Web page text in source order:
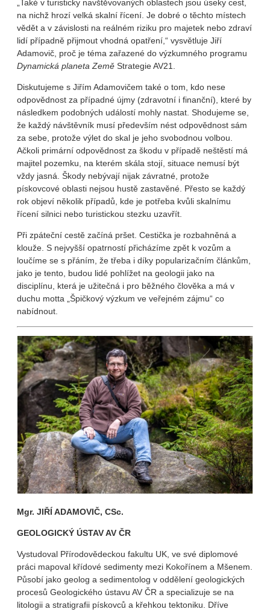
„Také v turisticky navštěvovaných oblastech jsou úseky cest,
na nichž hrozí velká skalní řícení. Je dobré o těchto místech
vědět a v závislosti na reálném riziku pro majetek nebo zdraví
lidí případně přijmout vhodná opatření,“ vysvětluje Jiří
Adamovič, proč je téma zařazené do výzkumného programu
Dynamická planeta Země Strategie AV21.
Diskutujeme s Jiřím Adamovičem také o tom, kdo nese
odpovědnost za případné újmy (zdravotní i finanční), které by
následkem podobných událostí mohly nastat. Shodujeme se,
že každý návštěvník musí především nést odpovědnost sám
za sebe, protože výlet do skal je jeho svobodnou volbou.
Ačkoli primární odpovědnost za škodu v případě neštěstí má
majitel pozemku, na kterém skála stojí, situace nemusí být
vždy jasná. Škody nebývají nijak závratné, protože
pískovcové oblasti nejsou hustě zastavěné. Přesto se každý
rok objeví několik případů, kde je potřeba kvůli skalnímu
řícení silnici nebo turistickou stezku uzavřít.
Při zpáteční cestě začíná pršet. Cestička je rozbahněná a
klouže. S nejvyšší opatrností přicházíme zpět k vozům a
loučíme se s přáním, že třeba i díky popularizačním článkům,
jako je tento, budou lidé pohlížet na geologii jako na
disciplínu, která je užitečná i pro běžného člověka a má v
duchu motta „Špičkový výzkum ve veřejném zájmu“ co
nabídnout.
Mgr. JIŘÍ ADAMOVIČ, CSc.
GEOLOGICKÝ ÚSTAV AV ČR
Vystudoval Přírodovědeckou fakultu UK, ve své diplomové
práci mapoval křídové sedimenty mezi Kokořínem a Mšenem.
Působí jako geolog a sedimentolog v oddělení geologických
procesů Geologického ústavu AV ČR a specializuje se na
litologii a stratigrafii pískovců a křehkou tektoniku. Dříve